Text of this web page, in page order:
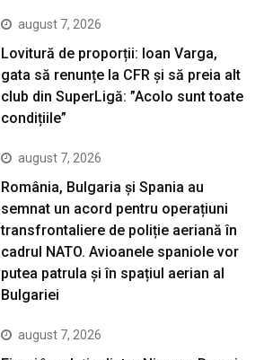
august 7, 2026
Lovitură de proporții: Ioan Varga,
gata să renunțe la CFR și să preia alt
club din SuperLigă: ”Acolo sunt toate
condițiile”
august 7, 2026
România, Bulgaria și Spania au
semnat un acord pentru operațiuni
transfrontaliere de poliție aeriană în
cadrul NATO. Avioanele spaniole vor
putea patrula și în spațiul aerian al
Bulgariei
august 7, 2026